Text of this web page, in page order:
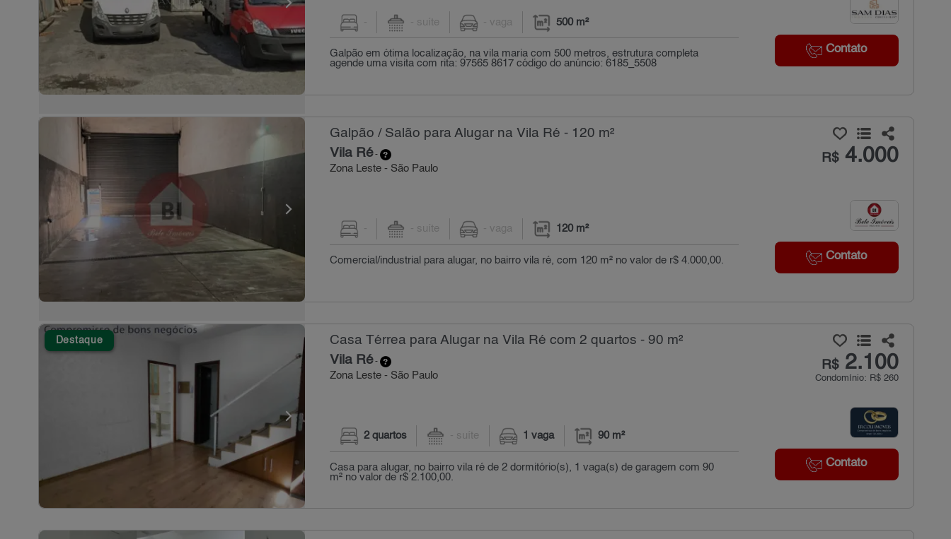
Contato
- - suíte - vaga 500 m²
Galpão em ótima localização, na vila maria com 500 metros, estrutura completa
agende uma visita com rita: 97565 8617 código do anúncio: 6185_5508
Galpão / Salão para Alugar na Vila Ré - 120 m²
Vila Ré-
Zona Leste - São Paulo
R$4.000
Contato
- - suíte - vaga 120 m²
Comercial/industrial para alugar, no bairro vila ré, com 120 m² no valor de r$ 4.000,00.
Destaque Casa Térrea para Alugar na Vila Ré com 2 quartos - 90 m²
Vila Ré-
Zona Leste - São Paulo
R$2.100
Condomínio: R$ 260
Contato
2 quartos - suíte 1 vaga 90 m²
Casa para alugar, no bairro vila ré de 2 dormitório(s), 1 vaga(s) de garagem com 90
m² no valor de r$ 2.100,00.